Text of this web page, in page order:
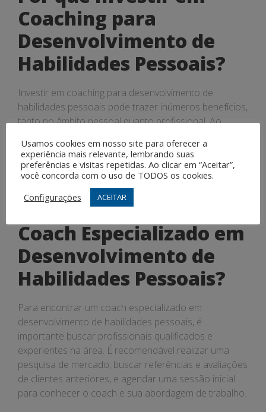
Coaching para
Desenvolvimento de
Habilidades Pessoais?
Investir em coaching para desenvolvimento de
habilidades pessoais pode trazer inúmeros benefícios,
tanto no âmbito pessoal quanto profissional. Ao
se torna mais confiante, assertivo e preparado para
enfrentar desafios e alcançar seus objetivos,
contribuindo para o seu crescimento e sucesso.
Como Encontrar um
Coach Especializado em
Desenvolvimento de
Habilidades Pessoais?
Para encontrar um coach especializado em
desenvolvimento de habilidades pessoais, é
importante buscar profissionais qualificados e
experientes na área. É recomendável realizar uma
pesquisa de mercado, buscar referências e avaliações
de clientes anteriores, e agendar uma sessão inicial
para conhecer o coach e sua abordagem de trabalho.
Usamos cookies em nosso site para oferecer a
experiência mais relevante, lembrando suas
preferências e visitas repetidas. Ao clicar em “Aceitar”,
você concorda com o uso de TODOS os cookies.
Configurações
ACEITAR